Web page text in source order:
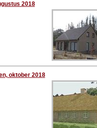
2018
oktober 2018